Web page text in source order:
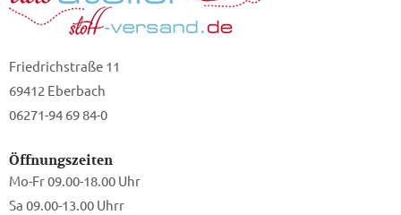
Friedrichstraße 11
69412 Eberbach
06271-94 69 84-0
Öffnungszeiten
Mo-Fr 09.00-18.00 Uhr
Sa 09.00-13.00 Uhrr